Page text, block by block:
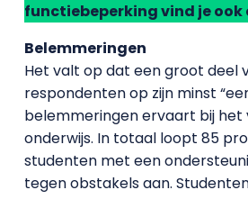
functiebeperking vind je ook
Belemmeringen
Het valt op dat een groot deel
respondenten op zijn minst
belemmeringen ervaart bij het
onderwijs. In totaal loopt 85
studenten met een
tegen obstakels aan.